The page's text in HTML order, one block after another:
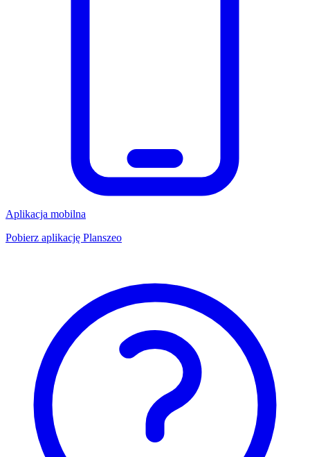
Aplikacja mobilna
Pobierz aplikację Planszeo